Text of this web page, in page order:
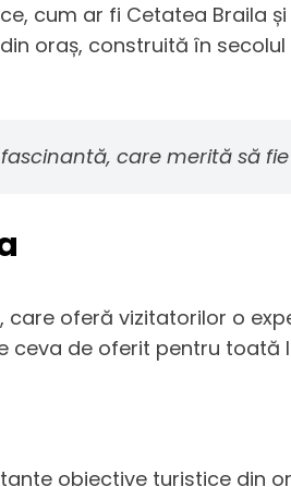
cum ar fi Cetatea Braila
oraș, construită în
care merită să
oferă vizitatorilor o
ceva de oferit pentru toată
obiective turistice din